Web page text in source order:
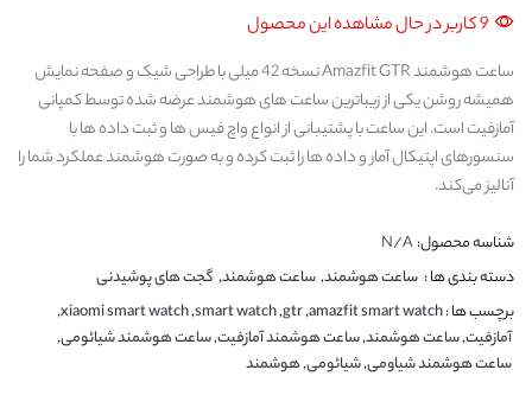
9 کاربر در حال مشاهده این محصول
ساعت هوشمند Amazfit GTR نسخه 42 میلی با طراحی شیک و صفحه نمایش
همیشه روشن یکی از زیباترین ساعت ‌های هوشمند عرضه شده توسط کمپانی
آمازفیت است. این ساعت با پشتیبانی از انواع واچ فیس ها و ثبت داده ها با
سنسورهای اپتیکال آمار و داده ها را ثبت کرده و به صورت هوشمند عملکرد شما را
آنالیز می‌کند.
شناسه محصول:N/A
دسته بندی ها : ساعت هوشمند,ساعت هوشمند, گجت های پوشیدنی
برچسب ها :amazfit smart watch
,
gtr
,
smart watch
,
xiaomi smart watch
,
آمازفیت,ساعت هوشمند,ساعت هوشمند آمازفیت,ساعت هوشمند شیائومی,
ساعت هوشمند شیاومی,شیائومی,هوشمند